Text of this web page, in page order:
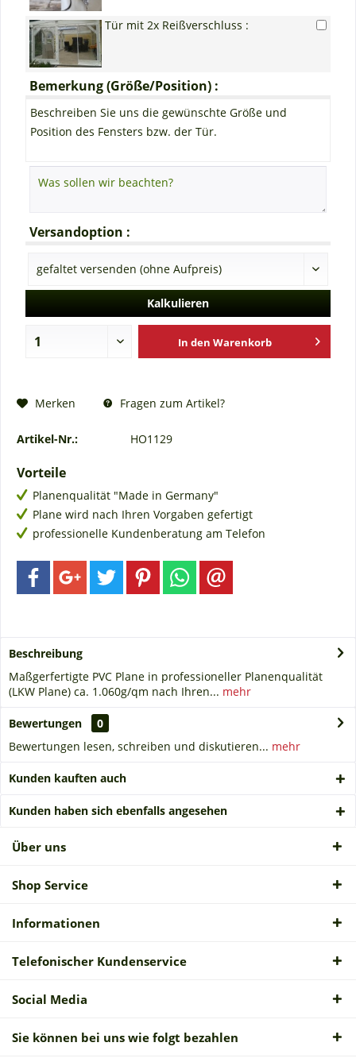
Tür mit 2x Reißverschluss :
Bemerkung (Größe/Position) :
Beschreiben Sie uns die gewünschte Größe und
Position des Fensters bzw. der Tür.
Versandoption :
Kalkulieren
In den Warenkorb
Merken Fragen zum Artikel?
Artikel-Nr.: HO1129
Vorteile
Planenqualität "Made in Germany"
Plane wird nach Ihren Vorgaben gefertigt
professionelle Kundenberatung am Telefon
Beschreibung
Maßgerfertigte PVC Plane in professioneller Planenqualität
(LKW Plane) ca. 1.060g/qm nach Ihren... mehr
Bewertungen
0
Bewertungen lesen, schreiben und diskutieren... mehr
Kunden kauften auch
Kunden haben sich ebenfalls angesehen
Über uns
Shop Service
Informationen
Telefonischer Kundenservice
Social Media
Sie können bei uns wie folgt bezahlen